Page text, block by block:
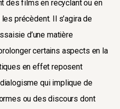
des films en recyclant ou en
précèdent. Il s’agira de
d’une matière
certains aspects en la
en effet reposent
qui implique de
ou des discours dont